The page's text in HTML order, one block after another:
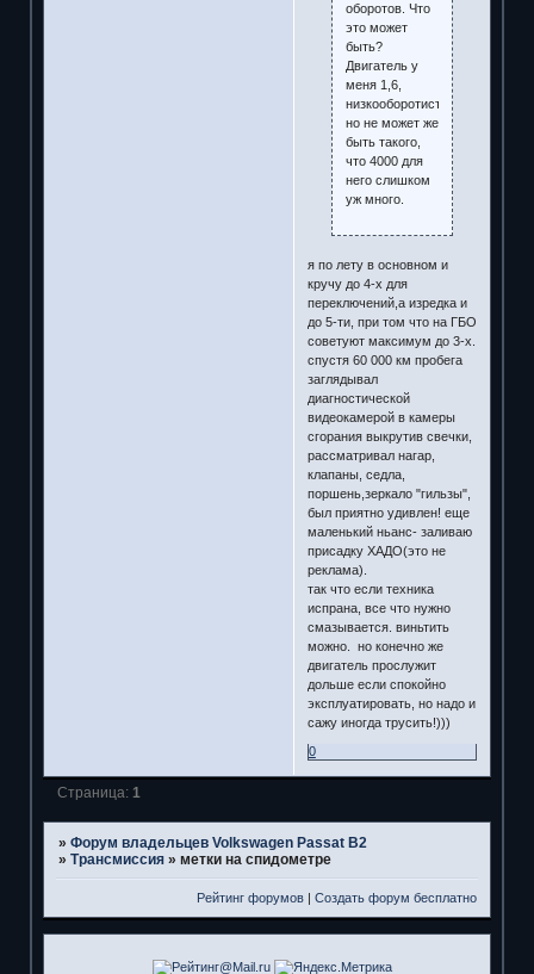
оборотов. Что
это может
быть?
Двигатель у
меня 1,6,
низкооборотистый,
но не может же
быть такого,
что 4000 для
него слишком
уж много.
я по лету в основном и
кручу до 4-х для
переключений,а изредка и
до 5-ти, при том что на ГБО
советуют максимум до 3-х.
спустя 60 000 км пробега
заглядывал
диагностической
видеокамерой в камеры
сгорания выкрутив свечки,
рассматривал нагар,
клапаны, седла,
поршень,зеркало "гильзы",
был приятно удивлен! еще
маленький ньанс- заливаю
присадку ХАДО(это не
реклама).
так что если техника
испрана, все что нужно
смазывается. виньтить
можно. но конечно же
двигатель прослужит
дольше если спокойно
эксплуатировать, но надо и
сажу иногда трусить!)))
0
Страница: 1
» Форум владельцев Volkswagen Passat B2
» Трансмиссия » метки на спидометре
Рейтинг форумов |Создать форум бесплатно